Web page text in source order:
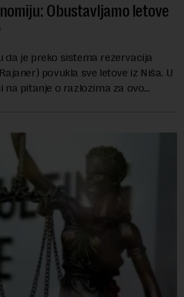
Obustavljamo letove
da je preko sistema rezervacija
povukla sve letove iz Niša. U
na pitanje o razlozima za ovo